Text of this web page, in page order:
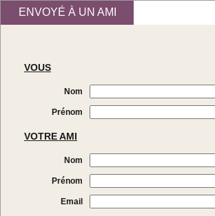
ENVOYÉ À UN AMI
VOUS
Nom
Prénom
VOTRE AMI
Nom
Prénom
Email